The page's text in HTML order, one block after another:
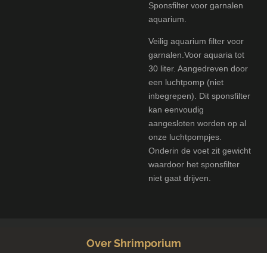
Sponsfilter voor garnalen
aquarium.
Veilig aquarium filter voor
garnalen.Voor aquaria tot
30 liter. Aangedreven door
een luchtpomp (niet
inbegrepen). Dit sponsfilter
kan eenvoudig
aangesloten worden op al
onze luchtpompjes.
Onderin de voet zit gewicht
waardoor het sponsfilter
niet gaat drijven.
Over Shrimporium